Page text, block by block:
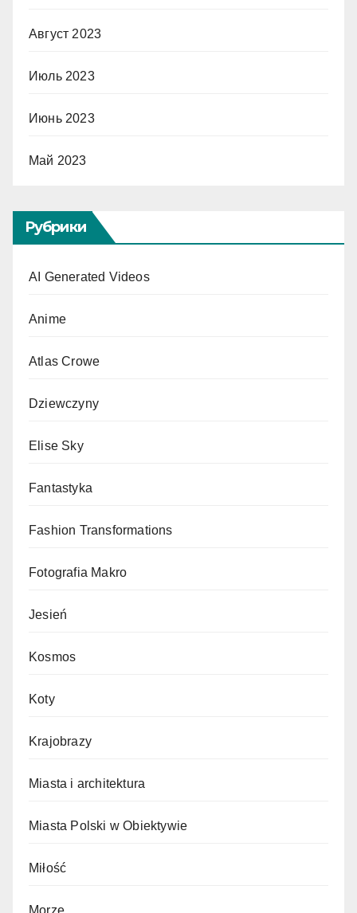
Август 2023
Июль 2023
Июнь 2023
Май 2023
Рубрики
AI Generated Videos
Anime
Atlas Crowe
Dziewczyny
Elise Sky
Fantastyka
Fashion Transformations
Fotografia Makro
Jesień
Kosmos
Koty
Krajobrazy
Miasta i architektura
Miasta Polski w Obiektywie
Miłość